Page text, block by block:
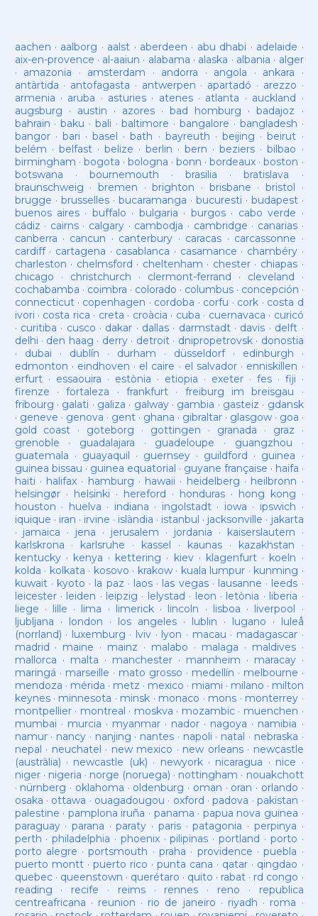
aachen · aalborg · aalst · aberdeen · abu dhabi · adelaide ·
aix-en-provence · al-aaiun · alabama · alaska · albania · alger
· amazonia · amsterdam · andorra · angola · ankara ·
antàrtida · antofagasta · antwerpen · apartadó · arezzo ·
armenia · aruba · asturies· atenes· atlanta · auckland ·
augsburg · austin · azores·bad homburg ·badajoz ·
bahrain ·baku · bali ·baltimore ·bangalore · bangladesh ·
bangor· bari ·basel ·bath · bayreuth ·beijing ·beirut ·
belém · belfast· belize · berlin ·bern ·beziers ·bilbao ·
birmingham · bogota · bologna ·bonn ·bordeaux ·boston ·
botswana · bournemouth ·brasilia ·bratislava ·
braunschweig · bremen ·brighton · brisbane · bristol ·
brugge · brusselles· bucaramanga · bucuresti · budapest·
buenos aires· buffalo · bulgaria · burgos· cabo verde ·
cádiz · cairns· calgary · cambodja · cambridge · canarias·
canberra · cancun · canterbury · caracas · carcassonne ·
cardiff· cartagena · casablanca · casamance · chambéry·
charleston · chelmsford · cheltenham · chester· chiapas ·
chicago · christchurch · clermont-ferrand · cleveland ·
cochabamba · coimbra · colorado · columbus· concepción ·
connecticut· copenhagen · cordoba · corfu · cork · costa d
ivori · costa rica · creta · croàcia · cuba · cuernavaca · curicó
· curitiba · cusco · dakar · dallas · darmstadt· davis · delft ·
delhi · den haag · derry· detroit· dnipropetrovsk· donostia
· dubai · dublín · durham · düsseldorf· edinburgh ·
edmonton · eindhoven · el caire · el salvador · enniskillen ·
erfurt· essaouira · estònia · etiopia · exeter· fes· fiji ·
firenze ·fortaleza · frankfurt· freiburg im breisgau ·
fribourg · galati · galiza · galway· gambia · gasteiz · gdansk
· geneve · genova · gent· ghana · gibraltar· glasgow· goa ·
gold coast · goteborg · gottingen · granada · graz ·
grenoble · guadalajara · guadeloupe · guangzhou ·
guatemala · guayaquil · guernsey· guildford · guinea ·
guinea bissau · guinea equatorial · guyane française · haifa ·
haiti · halifax · hamburg · hawaii · heidelberg · heilbronn ·
helsingør· helsinki · hereford · honduras· hong kong ·
houston · huelva · indiana · ingolstadt· iowa · ipswich ·
iquique · iran · irvine · islàndia · istanbul · jacksonville · jakarta
· jamaica · jena · jerusalem · jordania · kaiserslautern ·
karlskrona · karlsruhe · kassel · kaunas· kazakhstan ·
kentucky· kenya · kettering · kiev· klagenfurt · koeln ·
kolda · kolkata · kosovo · krakow· kuala lumpur · kunming ·
kuwait· kyoto · la paz · laos· las vegas· lausanne · leeds ·
leicester· leiden · leipzig · lelystad · leon · letònia · liberia ·
liege · lille · lima · limerick· lincoln · lisboa · liverpool ·
ljubljana · london · los angeles· lublin · lugano · luleå
(norrland) · luxemburg · lviv · lyon · macau · madagascar·
madrid · maine · mainz · malabo · malaga · maldives·
mallorca · malta · manchester· mannheim · maracay·
maringá · marseille · mato grosso · medellín · melbourne ·
mendoza · mérida · metz · mexico · miami · milano · milton
keynes· minnesota · minsk · monaco · mons · monterrey ·
montpellier· montreal · moskva · mozambic· muenchen ·
mumbai · murcia · myanmar· nador · nagoya · namibia ·
namur· nancy · nanjing · nantes · napoli · natal · nebraska ·
nepal · neuchatel · new mexico · new orleans· newcastle
(austràlia) · newcastle (uk) · newyork· nicaragua · nice ·
niger· nigeria · norge (noruega) · nottingham · nouakchott
· nürnberg · oklahoma · oldenburg · oman · oran · orlando ·
osaka · ottawa · ouagadougou · oxford ·padova ·pakistan ·
palestine · pamplona iruña · panama · papua nova guinea ·
paraguay· parana ·paraty · paris·patagonia · perpinya ·
perth ·philadelphia · phoenix·pilipinas ·portland · porto ·
porto alegre ·portsmouth ·praha · providence ·puebla ·
puerto montt· puerto rico ·punta cana · qatar · qingdao ·
quebec· queenstown · querétaro · quito · rabat · rd congo ·
reading · recife · reims· rennes · reno · republica
centreafricana · reunion · rio de janeiro · riyadh · roma ·